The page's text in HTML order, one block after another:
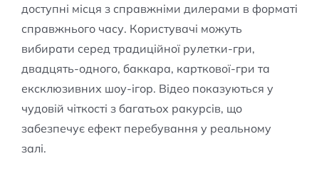
доступні місця з справжніми дилерами в форматі
справжнього часу. Користувачі можуть
вибирати серед традиційної рулетки-гри,
двадцять-одного, баккара, карткової-гри та
ексклюзивних шоу-ігор. Відео показуються у
чудовій чіткості з багатьох ракурсів, що
забезпечує ефект перебування у реальному
залі.